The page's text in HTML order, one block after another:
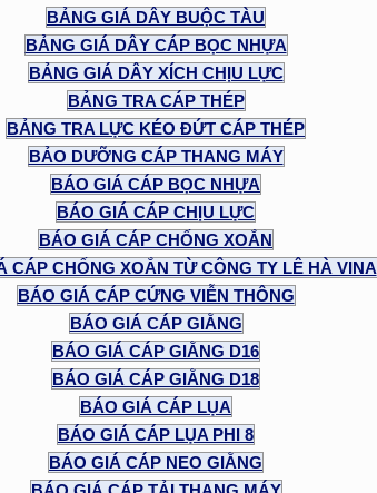
BẢNG GIÁ DÂY BUỘC TÀU
BẢNG GIÁ DÂY CÁP BỌC NHỰA
BẢNG GIÁ DÂY XÍCH CHỊU LỰC
BẢNG TRA CÁP THÉP
BẢNG TRA LỰC KÉO ĐỨT CÁP THÉP
BẢO DƯỠNG CÁP THANG MÁY
BÁO GIÁ CÁP BỌC NHỰA
BÁO GIÁ CÁP CHỊU LỰC
BÁO GIÁ CÁP CHỐNG XOẮN
CÁP CHỐNG XOẮN TỪ CÔNG TY LÊ HÀ VINA
BÁO GIÁ CÁP CỨNG VIỄN THÔNG
BÁO GIÁ CÁP GIẰNG
BÁO GIÁ CÁP GIẰNG D16
BÁO GIÁ CÁP GIẰNG D18
BÁO GIÁ CÁP LỤA
BÁO GIÁ CÁP LỤA PHI 8
BÁO GIÁ CÁP NEO GIẰNG